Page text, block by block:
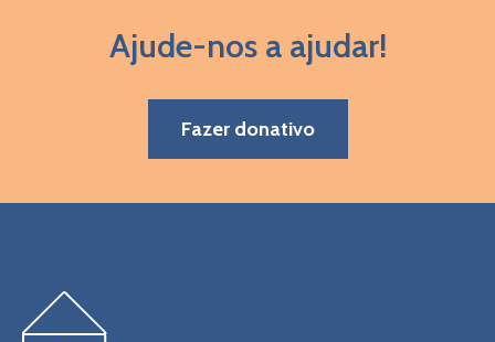
Ajude-nos a ajudar!
Fazer donativo